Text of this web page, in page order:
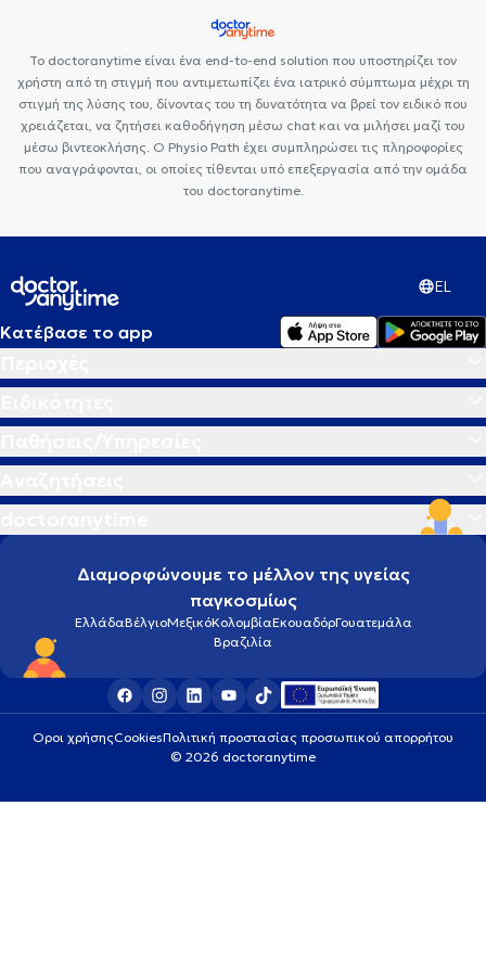
Το doctoranytime είναι ένα end-to-end solution που υποστηρίζει τον
χρήστη από τη στιγμή που αντιμετωπίζει ένα ιατρικό σύμπτωμα μέχρι τη
στιγμή της λύσης του, δίνοντας του τη δυνατότητα να βρεί τον ειδικό που
χρειάζεται, να ζητήσει καθοδήγηση μέσω chat και να μιλήσει μαζί του
μέσω βιντεοκλήσης. Ο Physio Path έχει συμπληρώσει τις πληροφορίες
που αναγράφονται, οι οποίες τίθενται υπό επεξεργασία από την ομάδα
του doctoranytime.
EL
Κατέβασε το app
Διαμορφώνουμε το μέλλον της υγείας
παγκοσμίως
ΕλλάδαΒέλγιοΜεξικόΚολομβίαΕκουαδόρΓουατεμάλα
Βραζιλία
Οροι χρήσηςCookiesΠολιτική προστασίας προσωπικού απορρήτου
© 2026 doctoranytime